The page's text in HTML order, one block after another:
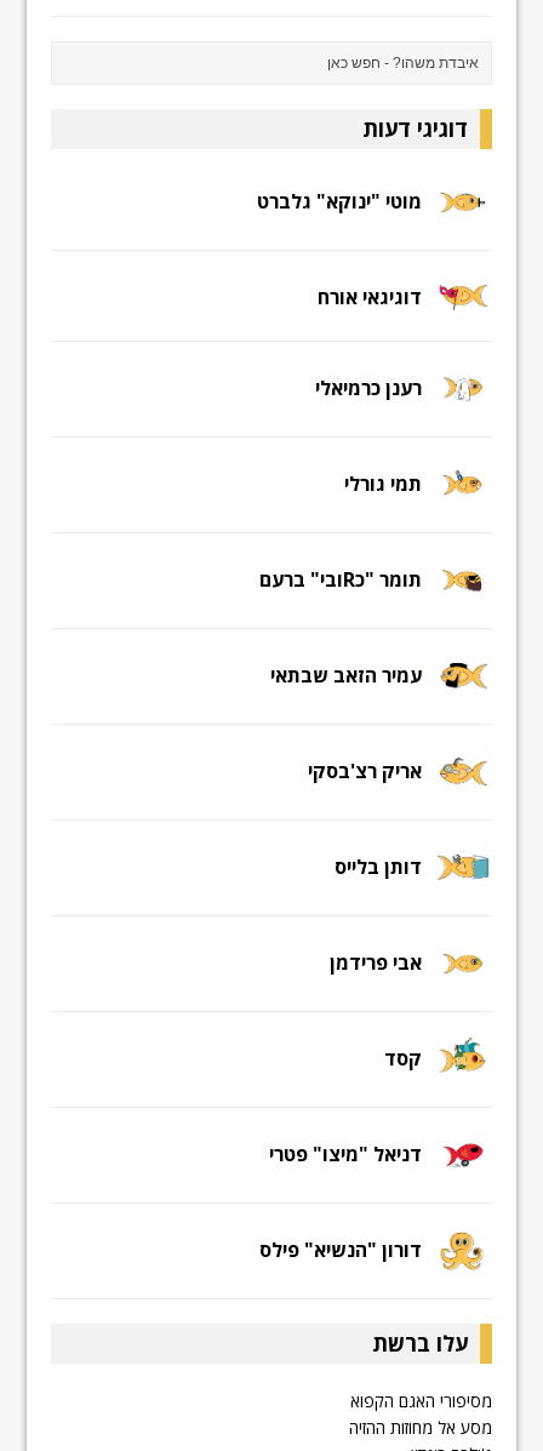
דוגיגי דעות
מוטי "ינוקא" גלברט
דוגיגאי אורח
רענן כרמיאלי
תמי גורלי
תומר "כRובי" ברעם
עמיר הזאב שבתאי
אריק רצ'בסקי
דותן בלייס
אבי פרידמן
קסד
דניאל "מיצו" פטרי
דורון "הנשיא" פילס
עלו ברשת
מסיפורי האגם הקפוא
מסע אל מחוזות ההזיה